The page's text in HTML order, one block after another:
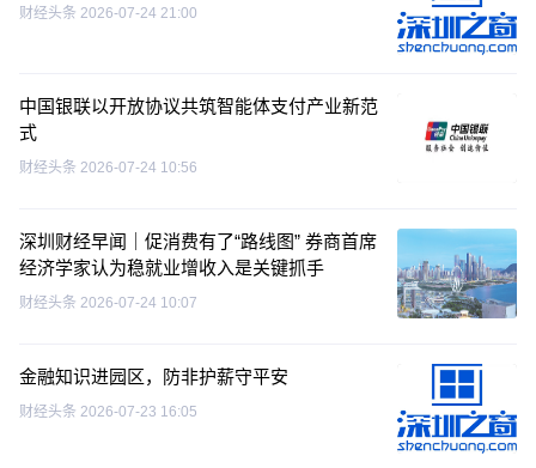
财经头条 2026-07-24 21:00
中国银联以开放协议共筑智能体支付产业新范
式
财经头条 2026-07-24 10:56
深圳财经早闻｜促消费有了“路线图” 券商首席
经济学家认为稳就业增收入是关键抓手
财经头条 2026-07-24 10:07
金融知识进园区，防非护薪守平安
财经头条 2026-07-23 16:05